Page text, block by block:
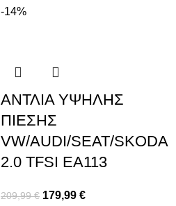
-14%
ΑΝΤΛΙΑ ΥΨΗΛΗΣ
ΠΙΕΣΗΣ
VW/AUDI/SEAT/SKODA
2.0 TFSI EA113
209,99€ 179,99€